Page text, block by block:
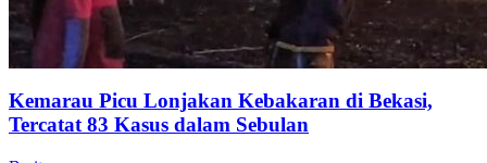
Kemarau Picu Lonjakan Kebakaran di Bekasi,
Tercatat 83 Kasus dalam Sebulan